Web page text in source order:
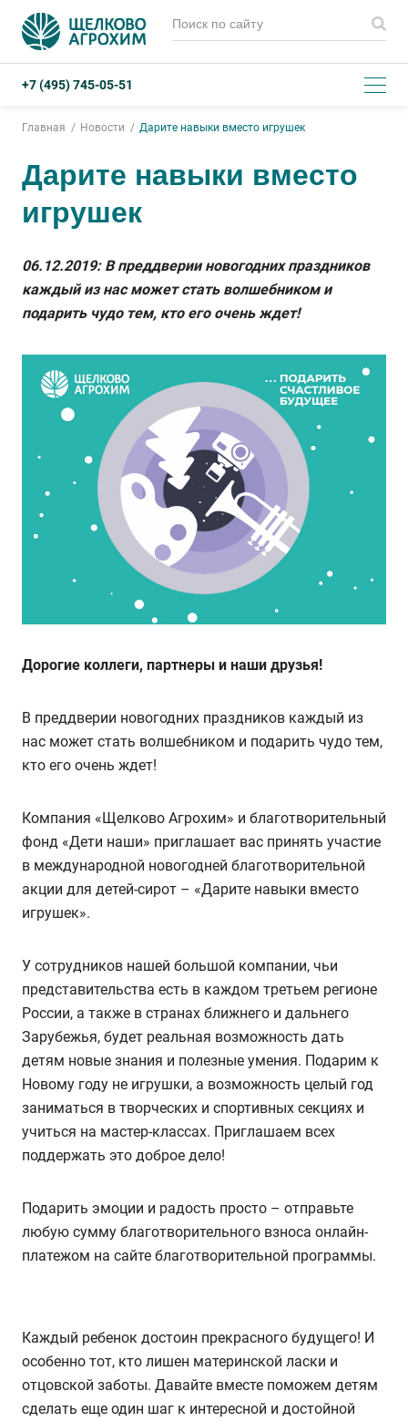
+7 (495) 745-05-51
Главная Новости Дарите навыки вместо игрушек
Дарите навыки вместо
игрушек
06.12.2019: В преддверии новогодних праздников
каждый из нас может стать волшебником и
подарить чудо тем, кто его очень ждет!
Дорогие коллеги, партнеры и наши друзья!
В преддверии новогодних праздников каждый из
нас может стать волшебником и подарить чудо тем,
кто его очень ждет!
Компания «Щелково Агрохим» и благотворительный
фонд «Дети наши» приглашает вас принять участие
в международной новогодней благотворительной
акции для детей-сирот – «Дарите навыки вместо
игрушек».
У сотрудников нашей большой компании, чьи
представительства есть в каждом третьем регионе
России, а также в странах ближнего и дальнего
Зарубежья, будет реальная возможность дать
детям новые знания и полезные умения. Подарим к
Новому году не игрушки, а возможность целый год
заниматься в творческих и спортивных секциях и
учиться на мастер-классах. Приглашаем всех
поддержать это доброе дело!
Подарить эмоции и радость просто – отправьте
любую сумму благотворительного взноса онлайн-
платежом на сайте благотворительной программы.
Каждый ребенок достоин прекрасного будущего! И
особенно тот, кто лишен материнской ласки и
отцовской заботы. Давайте вместе поможем детям
сделать еще один шаг к интересной и достойной